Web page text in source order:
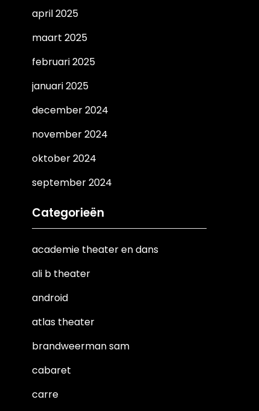
april 2025
maart 2025
februari 2025
januari 2025
december 2024
november 2024
oktober 2024
september 2024
Categorieën
academie theater en dans
ali b theater
android
atlas theater
brandweerman sam
cabaret
carre